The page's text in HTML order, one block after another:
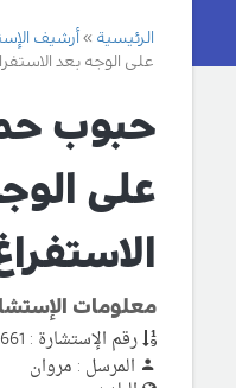
الرئيسية أرشيف
على الوجه بعد
حبوب
على
معلومات
رقم الإستشارة : 8661
المرسل : مروان